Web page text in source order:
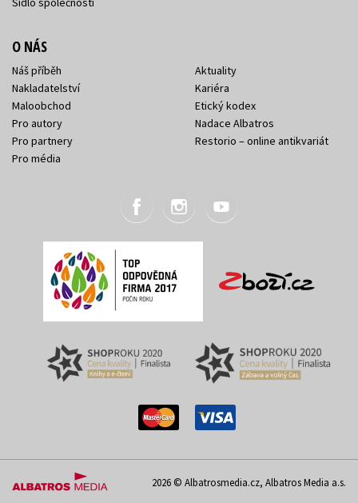
O NÁS
Náš příběh
Nakladatelství
Maloobchod
Pro autory
Pro partnery
Pro média
Aktuality
Kariéra
Etický kodex
Nadace Albatros
Restorio – online antikvariát
2026 © Albatrosmedia.cz, Albatros Media a.s.